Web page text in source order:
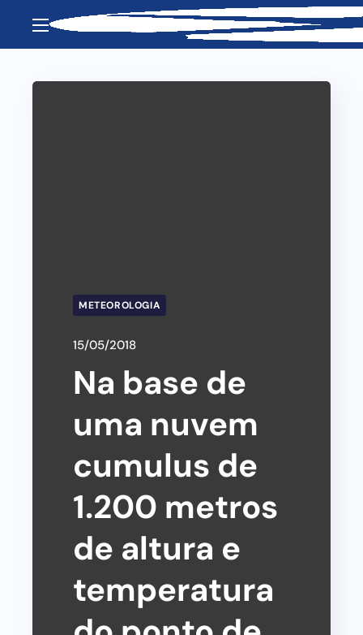
METEOROLOGIA
15/05/2018
Na base de
uma nuvem
cumulus de
1.200 metros
de altura e
temperatura